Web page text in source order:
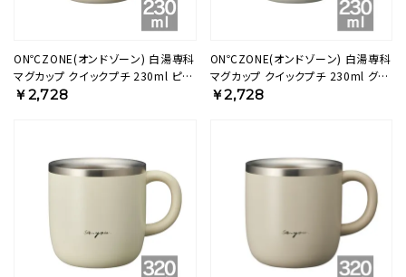
ON℃ZONE(オンドゾーン) 白湯専科
マグカップ クイックプチ 230ml ピン
クベージュ OZSM230PB 【HO】
￥2,728
ON℃ZONE(オンドゾーン) 白湯専科
マグカップ クイックプチ 230ml グレ
ー OZSM230GY 【HO】
￥2,728